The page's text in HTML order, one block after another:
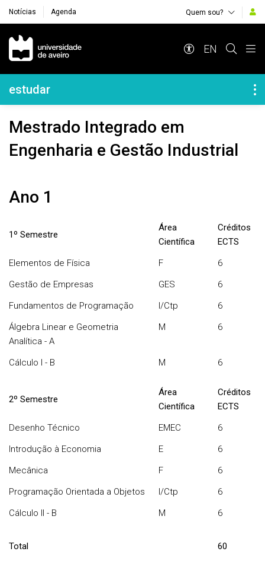
Notícias Agenda Quem sou?
Navegação Principal
EN
Navegação Lateral
estudar
Mestrado Integrado em
Engenharia e Gestão Industrial
Ano 1
1º Semestre
Área
Científica
Créditos
ECTS
Elementos de Física
F
6
Gestão de Empresas
GES
6
Fundamentos de Programação
I/Ctp
6
Álgebra Linear e Geometria
Analítica - A
M 6
Cálculo I - B M 6
2º Semestre
Área
Científica
Créditos
ECTS
Desenho Técnico
EMEC
6
Introdução à Economia
E
6
Mecânica
F
6
Programação Orientada a Objetos
I/Ctp
6
Cálculo II - B
M 6
Total 60